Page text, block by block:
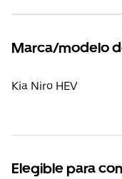
Marca/modelo
Kia Niro HEV
Elegible para